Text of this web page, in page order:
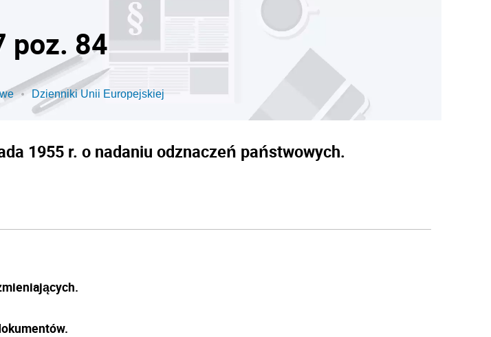
poz. 84
Dzienniki Unii Europejskiej
1955 r. o nadaniu odznaczeń państwowych.